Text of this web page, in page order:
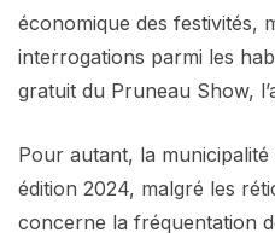
économique des festivités,
interrogations parmi les
gratuit du Pruneau Show,
Pour autant, la
édition 2024, malgré les
concerne la fréquentation